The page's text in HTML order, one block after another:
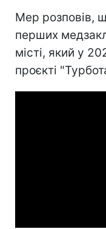
Мер розповів,
перших
місті, який у
проєкті